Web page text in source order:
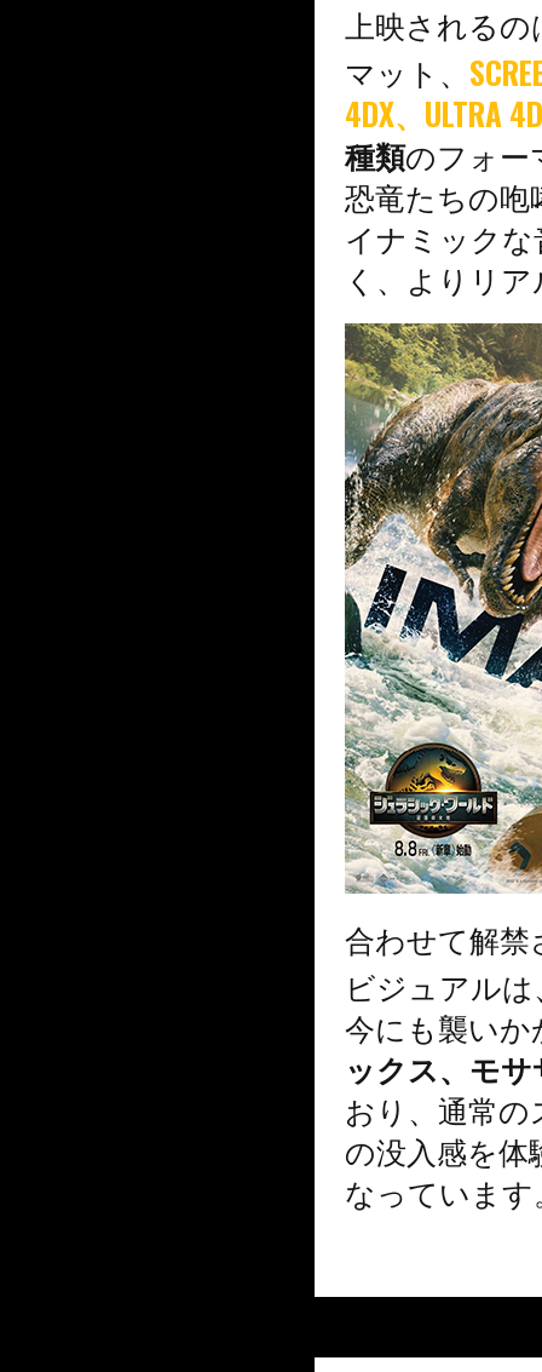
上映されるの
マット、
4DX、ULTRA
種類のフォー
恐竜たちの
イナミック
く、よりリ
合わせて解
ビジュアルは
今にも襲い
ックス、モ
おり、通常
の没入感を
なっています